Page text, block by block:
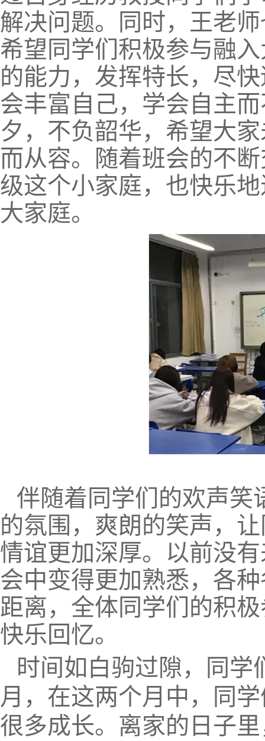
解决问题。同时，王老
希望同学们积极参与融
的能力，发挥特长，尽
会丰富自己，学会自主
夕，不负韶华，希望大
而从容。随着班会的不
级这个小家庭，也快乐
大家庭。
伴随着同学们的欢声笑
的氛围，爽朗的笑声，
情谊更加深厚。以前没
会中变得更加熟悉，各
距离，全体同学们的积
快乐回忆。
时间如白驹过隙，同学
月，在这两个月中，同
很多成长。离家的日子